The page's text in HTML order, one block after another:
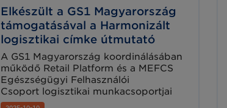
Elkészült a GS1 Magyarország
támogatásával a Harmonizált
logisztikai címke útmutató
A GS1 Magyarország koordinálásában
működő Retail Platform és a MEFCS
Egészségügyi Felhasználói
Csoport logisztikai munkacsoportjai
közös erővel dolgoztak azon, hogy